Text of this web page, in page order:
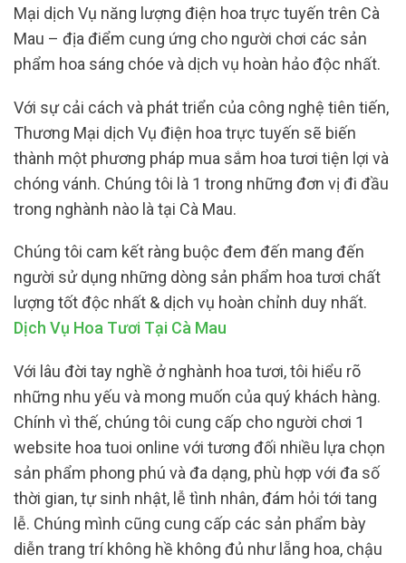
Mại dịch Vụ năng lượng điện hoa trực tuyến trên Cà
Mau – địa điểm cung ứng cho người chơi các sản
phẩm hoa sáng chóe và dịch vụ hoàn hảo độc nhất.
Với sự cải cách và phát triển của công nghệ tiên tiến,
Thương Mại dịch Vụ điện hoa trực tuyến sẽ biến
thành một phương pháp mua sắm hoa tươi tiện lợi và
chóng vánh. Chúng tôi là 1 trong những đơn vị đi đầu
trong nghành nào là tại Cà Mau.
Chúng tôi cam kết ràng buộc đem đến mang đến
người sử dụng những dòng sản phẩm hoa tươi chất
lượng tốt độc nhất & dịch vụ hoàn chỉnh duy nhất.
Dịch Vụ Hoa Tươi Tại Cà Mau
Với lâu đời tay nghề ở nghành hoa tươi, tôi hiểu rõ
những nhu yếu và mong muốn của quý khách hàng.
Chính vì thế, chúng tôi cung cấp cho người chơi 1
website hoa tuoi online với tương đối nhiều lựa chọn
sản phẩm phong phú và đa dạng, phù hợp với đa số
thời gian, tự sinh nhật, lễ tình nhân, đám hỏi tới tang
lễ. Chúng mình cũng cung cấp các sản phẩm bày
diễn trang trí không hề không đủ như lẵng hoa, chậu